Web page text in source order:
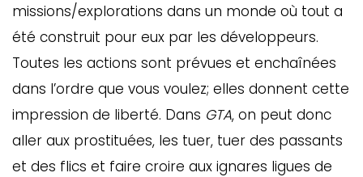
missions/explorations dans un monde où tout a
été construit pour eux par les développeurs.
Toutes les actions sont prévues et enchaînées
dans l’ordre que vous voulez; elles donnent cette
impression de liberté. Dans GTA, on peut donc
aller aux prostituées, les tuer, tuer des passants
et des flics et faire croire aux ignares ligues de